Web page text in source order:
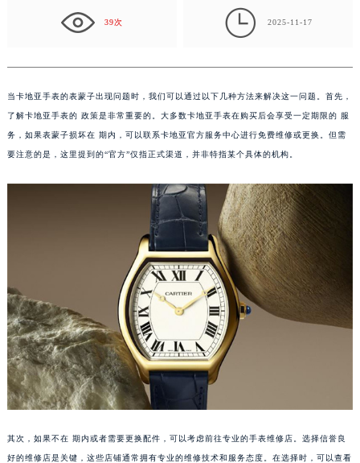
39次  2025-11-17
当卡地亚手表的表蒙子出现问题时，我们可以通过以下几种方法来解决这一问题。首先，
了解卡地亚手表的 政策是非常重要的。大多数卡地亚手表在购买后会享受一定期限的 服
务，如果表蒙子损坏在 期内，可以联系卡地亚官方服务中心进行免费维修或更换。但需
要注意的是，这里提到的“官方”仅指正式渠道，并非特指某个具体的机构。
其次，如果不在 期内或者需要更换配件，可以考虑前往专业的手表维修店。选择信誉良
好的维修店是关键，这些店铺通常拥有专业的维修技术和服务态度。在选择时，可以查看